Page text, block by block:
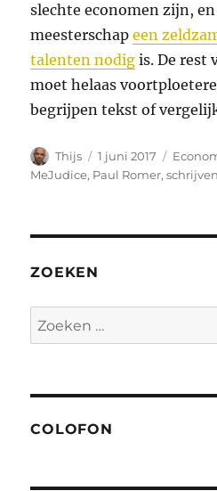
slechte economen zijn,
meesterschapeen
talenten nodig is. De rest
moet helaas
begrijpen tekst of
Auteur
Thijs
Geplaatst
op
1 juni 2017
MeJudice, Paul Romer,schrijven
ZOEKEN
Zoeken
naar:
COLOFON